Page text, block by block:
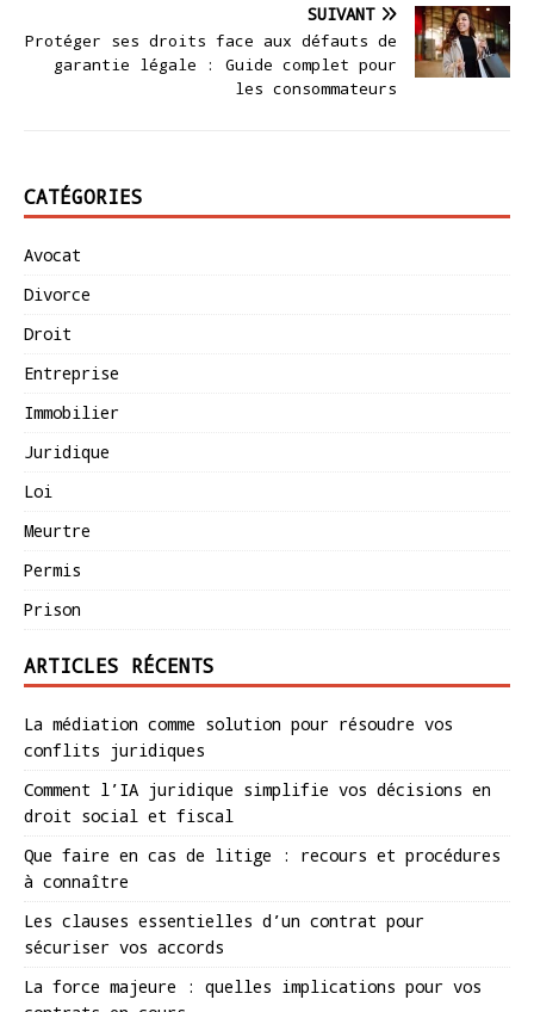
SUIVANT
Protéger ses droits face aux défauts de
garantie légale : Guide complet pour
les consommateurs
CATÉGORIES
Avocat
Divorce
Droit
Entreprise
Immobilier
Juridique
Loi
Meurtre
Permis
Prison
ARTICLES RÉCENTS
La médiation comme solution pour résoudre vos
conflits juridiques
Comment l’IA juridique simplifie vos décisions en
droit social et fiscal
Que faire en cas de litige : recours et procédures
à connaître
Les clauses essentielles d’un contrat pour
sécuriser vos accords
La force majeure : quelles implications pour vos